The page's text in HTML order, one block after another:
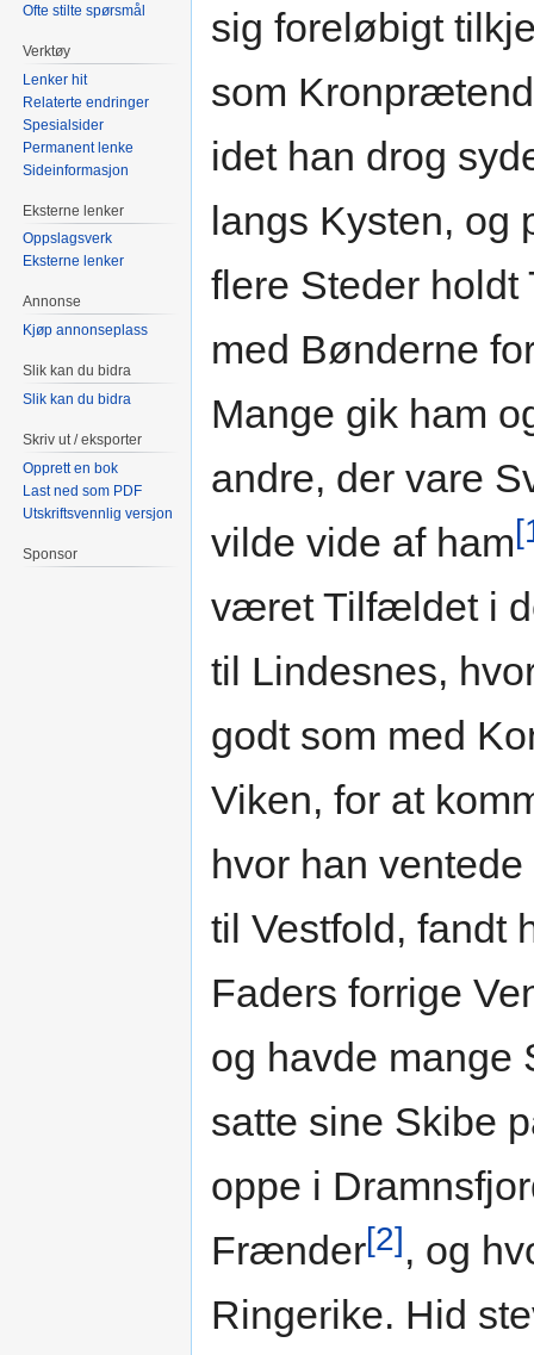
sig foreløbigt
som
idet han drog
langs Kysten, og
flere Steder holdt
med Bønderne
Mange gik ham
andre, der vare
vilde vide af ham
været Tilfældet i
til Lindesnes,
godt som med
Viken, for at
hvor han
til Vestfold, fandt
Faders forrige
og havde mange
satte sine Skibe
oppe i
Frænder[2], og
Ringerike. Hid
Ofte stilte spørsmål
Verktøy
Lenker hit
Relaterte endringer
Spesialsider
Permanent lenke
Sideinformasjon
Eksterne lenker
Oppslagsverk
Eksterne lenker
Annonse
Kjøp annonseplass
Slik kan du bidra
Slik kan du bidra
Skriv ut / eksporter
Opprett en bok
Last ned som PDF
Utskriftsvennlig versjon
Sponsor